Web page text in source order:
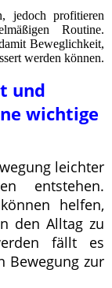
jedoch profitieren
Routine.
Beweglichkeit,
werden können.
und
wichtige
leichter
entstehen.
helfen,
den Alltag zu
fällt es
Bewegung zur